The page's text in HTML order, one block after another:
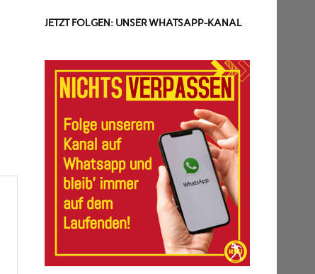
JETZT FOLGEN: UNSER WHATSAPP-KANAL